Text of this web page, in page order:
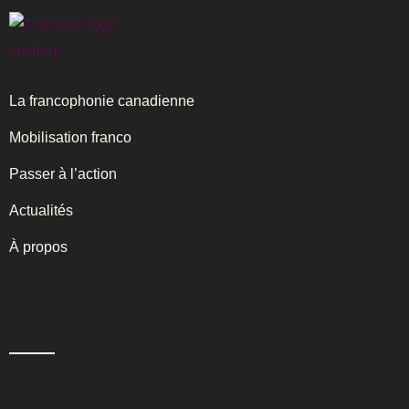
La francophonie canadienne
Mobilisation franco
Passer à l’action
Actualités
À propos